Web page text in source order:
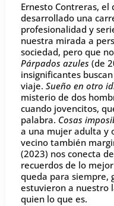
Ernesto Contreras,
desarrollado una
profesionalidad y
nuestra mirada a
sociedad, pero que
Párpados azules (de
insignificantes
viaje. Sueño en otro
misterio de dos
cuando jovencitos,
palabra. Cosas
a una mujer adulta y
vecino también
(2023) nos conecta
recuerdos de lo
queda para siempre,
estuvieron a nuestro
quien lo que es.